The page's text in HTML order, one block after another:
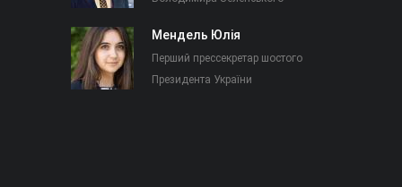
Мендель Юлія
Перший прессекретар шостого
Президента України